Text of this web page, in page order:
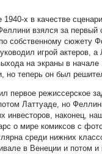
1940-х в качестве
взялся за первый
собственному сюжету
игрой актеров,
на экраны в
но теперь он был
первое режиссерское
Латтуаде, но
инвесторов, наконец,
о мире комиксов с
среди нижних
в Венеции и потом